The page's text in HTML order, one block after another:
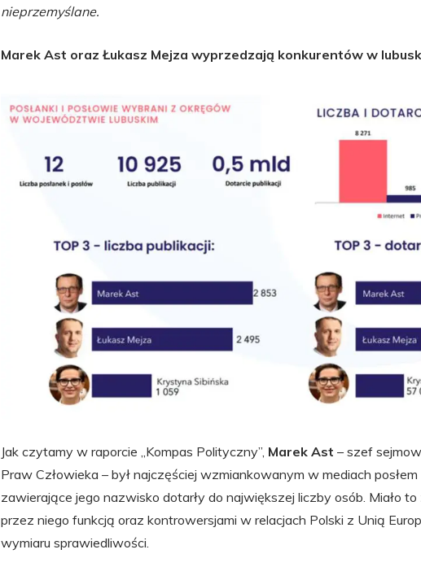
nieprzemyślane.
Marek Ast oraz Łukasz Mejza wyprzedzają konkurentów w
Jak czytamy w raporcie „Kompas Polityczny”, Marek Ast – szef
Praw Człowieka – był najczęściej wzmiankowanym w mediach posłem
zawierające jego nazwisko dotarły do największej liczby osób. Miało
przez niego funkcją oraz kontrowersjami w relacjach Polski z Unią
wymiaru sprawiedliwości.